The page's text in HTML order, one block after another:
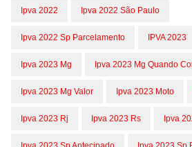
Ipva 2022 Ipva 2022 São Paulo
Ipva 2022 Sp Parcelamento IPVA 2023
Ipva 2023 Mg Ipva 2023 Mg Quando
Ipva 2023 Mg Valor Ipva 2023 Moto
Ipva 2023 Rj Ipva 2023 Rs Ipva